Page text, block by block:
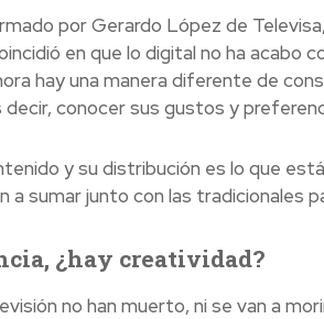
por Gerardo López de
en que lo digital no ha acabo
hay una manera diferente de
decir, conocer sus gustos y
y su distribución es lo que
a sumar junto con las tradicionales
¿hay creatividad?
no han muerto, ni se van a